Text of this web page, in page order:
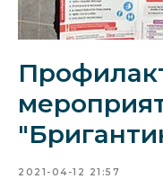
2021-04-12 21:57